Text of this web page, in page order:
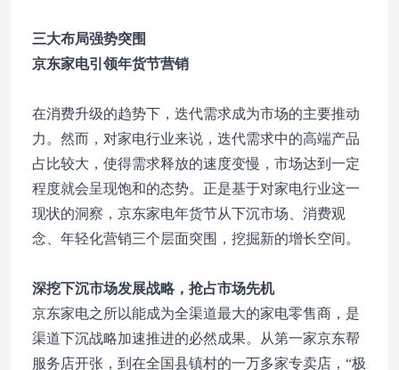
三大布局强势突围
京东家电引领年货节营销
在消费升级的趋势下，迭代需求成为市场的主要推动
力。然而，对家电行业来说，迭代需求中的高端产品
占比较大，使得需求释放的速度变慢，市场达到一定
程度就会呈现饱和的态势。正是基于对家电行业这一
现状的洞察，京东家电年货节从下沉市场、消费观
念、年轻化营销三个层面突围，挖掘新的增长空间。
深挖下沉市场发展战略，抢占市场先机
京东家电之所以能成为全渠道最大的家电零售商，是
渠道下沉战略加速推进的必然成果。从第一家京东帮
服务店开张，到在全国县镇村的一万多家专卖店，“极